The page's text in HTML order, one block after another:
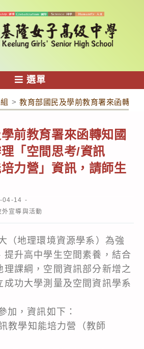
選單
> 教育部國民及學前教育署來函轉知
前教育署來函轉知國
「空間思考/資訊
培力營」資訊，請師生
04-14
外宣導與活動
（地理環境資源學系）為強
提升高中學生空間素養，結合
理課綱，空間資訊部分新增之
成功大學測量及空間資訊學系
加，資訊如下：
教學知能培力營（教師